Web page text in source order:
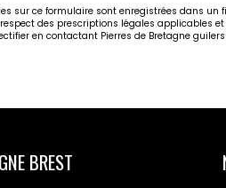
sur ce formulaire sont enregistrées dans
des prescriptions légales applicables
en contactant Pierres de Bretagne
BREST